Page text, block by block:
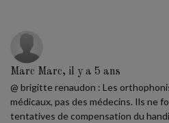
Marc Marc, il y a 5 ans
@ brigitte renaudon : Les
médicaux, pas des médecins. Ils ne
tentatives de compensation du